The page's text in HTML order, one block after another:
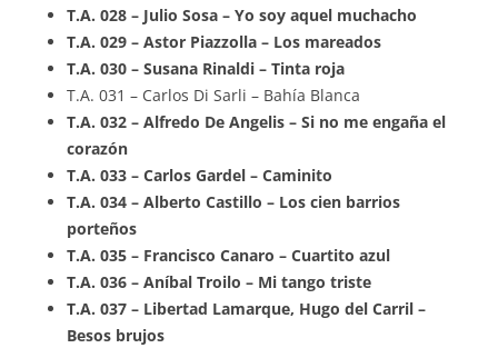
T.A. 028 – Julio Sosa – Yo soy aquel muchacho
T.A. 029 – Astor Piazzolla – Los mareados
T.A. 030 – Susana Rinaldi – Tinta roja
T.A. 031 – Carlos Di Sarli – Bahía Blanca
T.A. 032 – Alfredo De Angelis – Si no me engaña el
corazón
T.A. 033 – Carlos Gardel – Caminito
T.A. 034 – Alberto Castillo – Los cien barrios
porteños
T.A. 035 – Francisco Canaro – Cuartito azul
T.A. 036 – Aníbal Troilo – Mi tango triste
T.A. 037 – Libertad Lamarque, Hugo del Carril –
Besos brujos